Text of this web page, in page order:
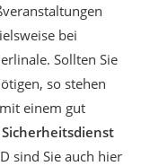
bei
Sollten Sie
so stehen
einem gut
Sicherheitsdienst
sind Sie auch hier